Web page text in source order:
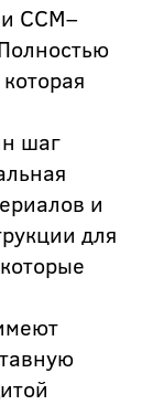
CCM–
шаг
и
для